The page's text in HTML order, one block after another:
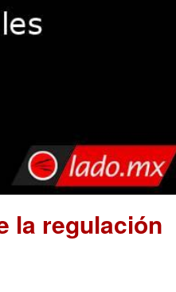
la regulación